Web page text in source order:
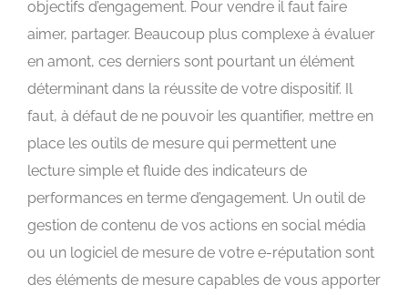
objectifs d’engagement. Pour vendre il faut faire
aimer, partager. Beaucoup plus complexe à évaluer
en amont, ces derniers sont pourtant un élément
déterminant dans la réussite de votre dispositif. Il
faut, à défaut de ne pouvoir les quantifier, mettre en
place les outils de mesure qui permettent une
lecture simple et fluide des indicateurs de
performances en terme d’engagement. Un outil de
gestion de contenu de vos actions en social média
ou un logiciel de mesure de votre e-réputation sont
des éléments de mesure capables de vous apporter